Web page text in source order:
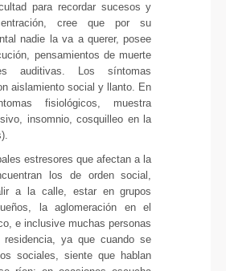
para recordar sucesos y
cree que por su
nadie la va a querer, posee
pensamientos de muerte
auditivas. Los síntomas
aislamiento social y llanto. En
fisiológicos, muestra
insomnio, cosquilleo en la
estresores que afectan a la
los de orden social,
a la calle, estar en grupos
la aglomeración en el
e inclusive muchas personas
ya que cuando se
sociales, siente que hablan